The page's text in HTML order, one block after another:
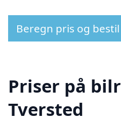
Beregn pris og
Priser på
Tversted